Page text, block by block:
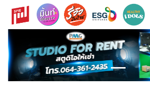
Skip
content
Search
for: